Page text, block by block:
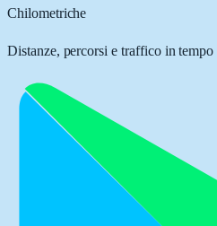
Chilometriche
Distanze, percorsi e traffico in